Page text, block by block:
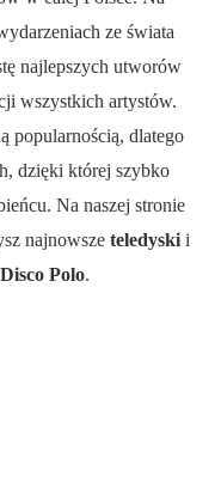
ze świata
najlepszych utworów
wszystkich artystów.
popularnością, dlatego
dzięki której szybko
Na naszej stronie
najnowsze teledyski i
Polo.